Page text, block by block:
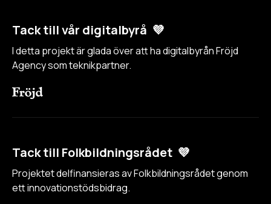
Tack till vår digitalbyrå 💜
I detta projekt är glada över att ha digitalbyrån Fröjd
Agency som teknikpartner.
Tack till Folkbildningsrådet 💜
Projektet delfinansieras av Folkbildningsrådet genom
ett innovationstödsbidrag.